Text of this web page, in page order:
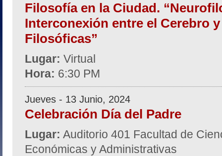
Filosofía en la Ciudad.
Interconexión entre el Cerebro
Filosóficas”
Lugar: Virtual
Hora: 6:30 PM
Jueves - 13 Junio, 2024
Celebración Día del Padre
Lugar: Auditorio 401 Facultad de
Económicas y Administrativas